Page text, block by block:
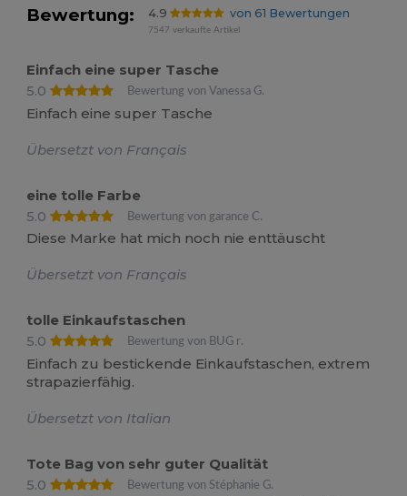
Bewertung: 4.9 von 61 Bewertungen
7547 verkaufte Artikel
Einfach eine super Tasche
5.0
Bewertung von Vanessa G.
Einfach eine super Tasche
Übersetzt von Français
eine tolle Farbe
5.0
Bewertung von garance C.
Diese Marke hat mich noch nie enttäuscht
Übersetzt von Français
tolle Einkaufstaschen
5.0
Bewertung von BUG r.
Einfach zu bestickende Einkaufstaschen, extrem
strapazierfähig.
Übersetzt von Italian
Tote Bag von sehr guter Qualität
5.0
Bewertung von Stéphanie G.